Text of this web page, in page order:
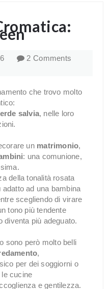
2 Comments
che trovo molto
salvia, nelle loro
un matrimonio,
: una comunione,
della tonalità rosata
ad una bambina
scegliendo di virare
tono più tendente
diventa più adeguato.
sono però molto belli
,
per dei soggiorni o
cucine
e gentilezza.